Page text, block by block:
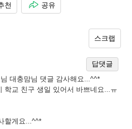
천 공유
스크랩
답댓글
대충맘님 댓글 감사해요...^^*
학교 친구 생일 있어서 바쁘네요...ㅠ
할게요...^^*